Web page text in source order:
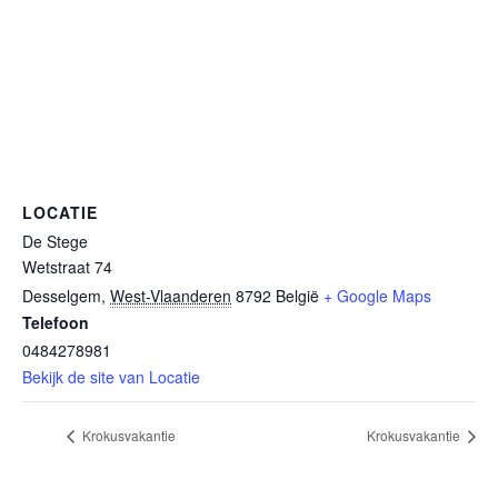
LOCATIE
De Stege
Wetstraat 74
Desselgem, West-Vlaanderen 8792 België + Google Maps
Telefoon
0484278981
Bekijk de site van Locatie
Krokusvakantie Krokusvakantie